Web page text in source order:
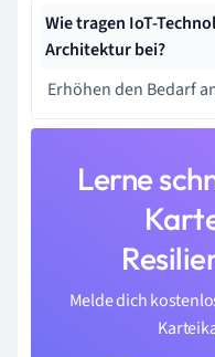
Wie tragen IoT-
Architektur bei?
Erhöhen den Bedarf
Lerne
Melde dich